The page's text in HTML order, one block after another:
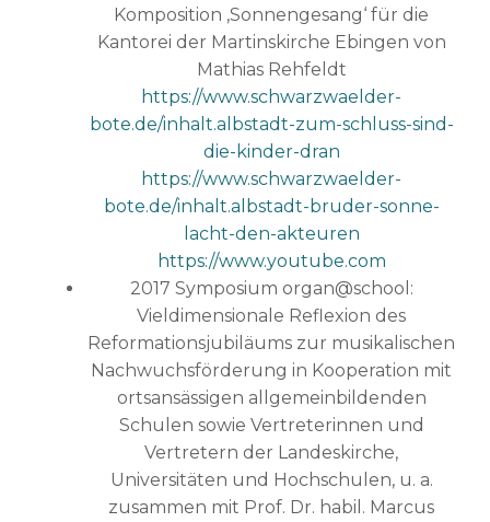
Komposition ‚Sonnengesang‘ für die
Kantorei der Martinskirche Ebingen von
Mathias Rehfeldt
https://www.schwarzwaelder-
bote.de/inhalt.albstadt-zum-schluss-sind-
die-kinder-dran
https://www.schwarzwaelder-
bote.de/inhalt.albstadt-bruder-sonne-
lacht-den-akteuren
https://www.youtube.com
2017 Symposium organ@school:
Vieldimensionale Reflexion des
Reformationsjubiläums zur musikalischen
Nachwuchsförderung in Kooperation mit
ortsansässigen allgemeinbildenden
Schulen sowie Vertreterinnen und
Vertretern der Landeskirche,
Universitäten und Hochschulen, u. a.
zusammen mit Prof. Dr. habil. Marcus